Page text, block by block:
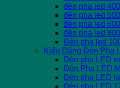
đèn pha led
đèn pha led
đèn pha led
đèn pha led
Đèn pha led
Kiểu Dáng Đèn Pha
Đèn pha LED
Đèn Pha LED
Đèn pha LED
Đèn pha LED